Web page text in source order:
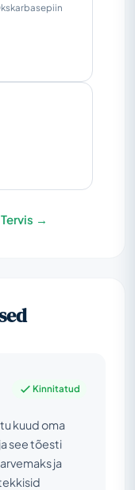
→
Kinnitatud
kuud oma
see tõesti
ja